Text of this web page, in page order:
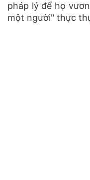
pháp lý để họ
một người" thực